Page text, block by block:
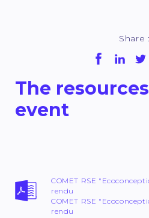
Share :
The
event
COMET RSE
rendu
COMET RSE
rendu